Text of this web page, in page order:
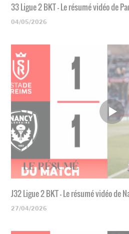
33 Ligue 2 BKT - Le résumé vidéo de
04/05/2026
J32 Ligue 2 BKT - Le résumé vidéo de
27/04/2026